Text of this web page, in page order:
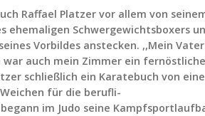
Raffael Platzer vor allem von
Schwergewichtsboxers
Vorbildes anstecken. ,,Mein
auch mein Zimmer ein
schließlich ein Karatebuch von
für die berufli-
im Judo seine